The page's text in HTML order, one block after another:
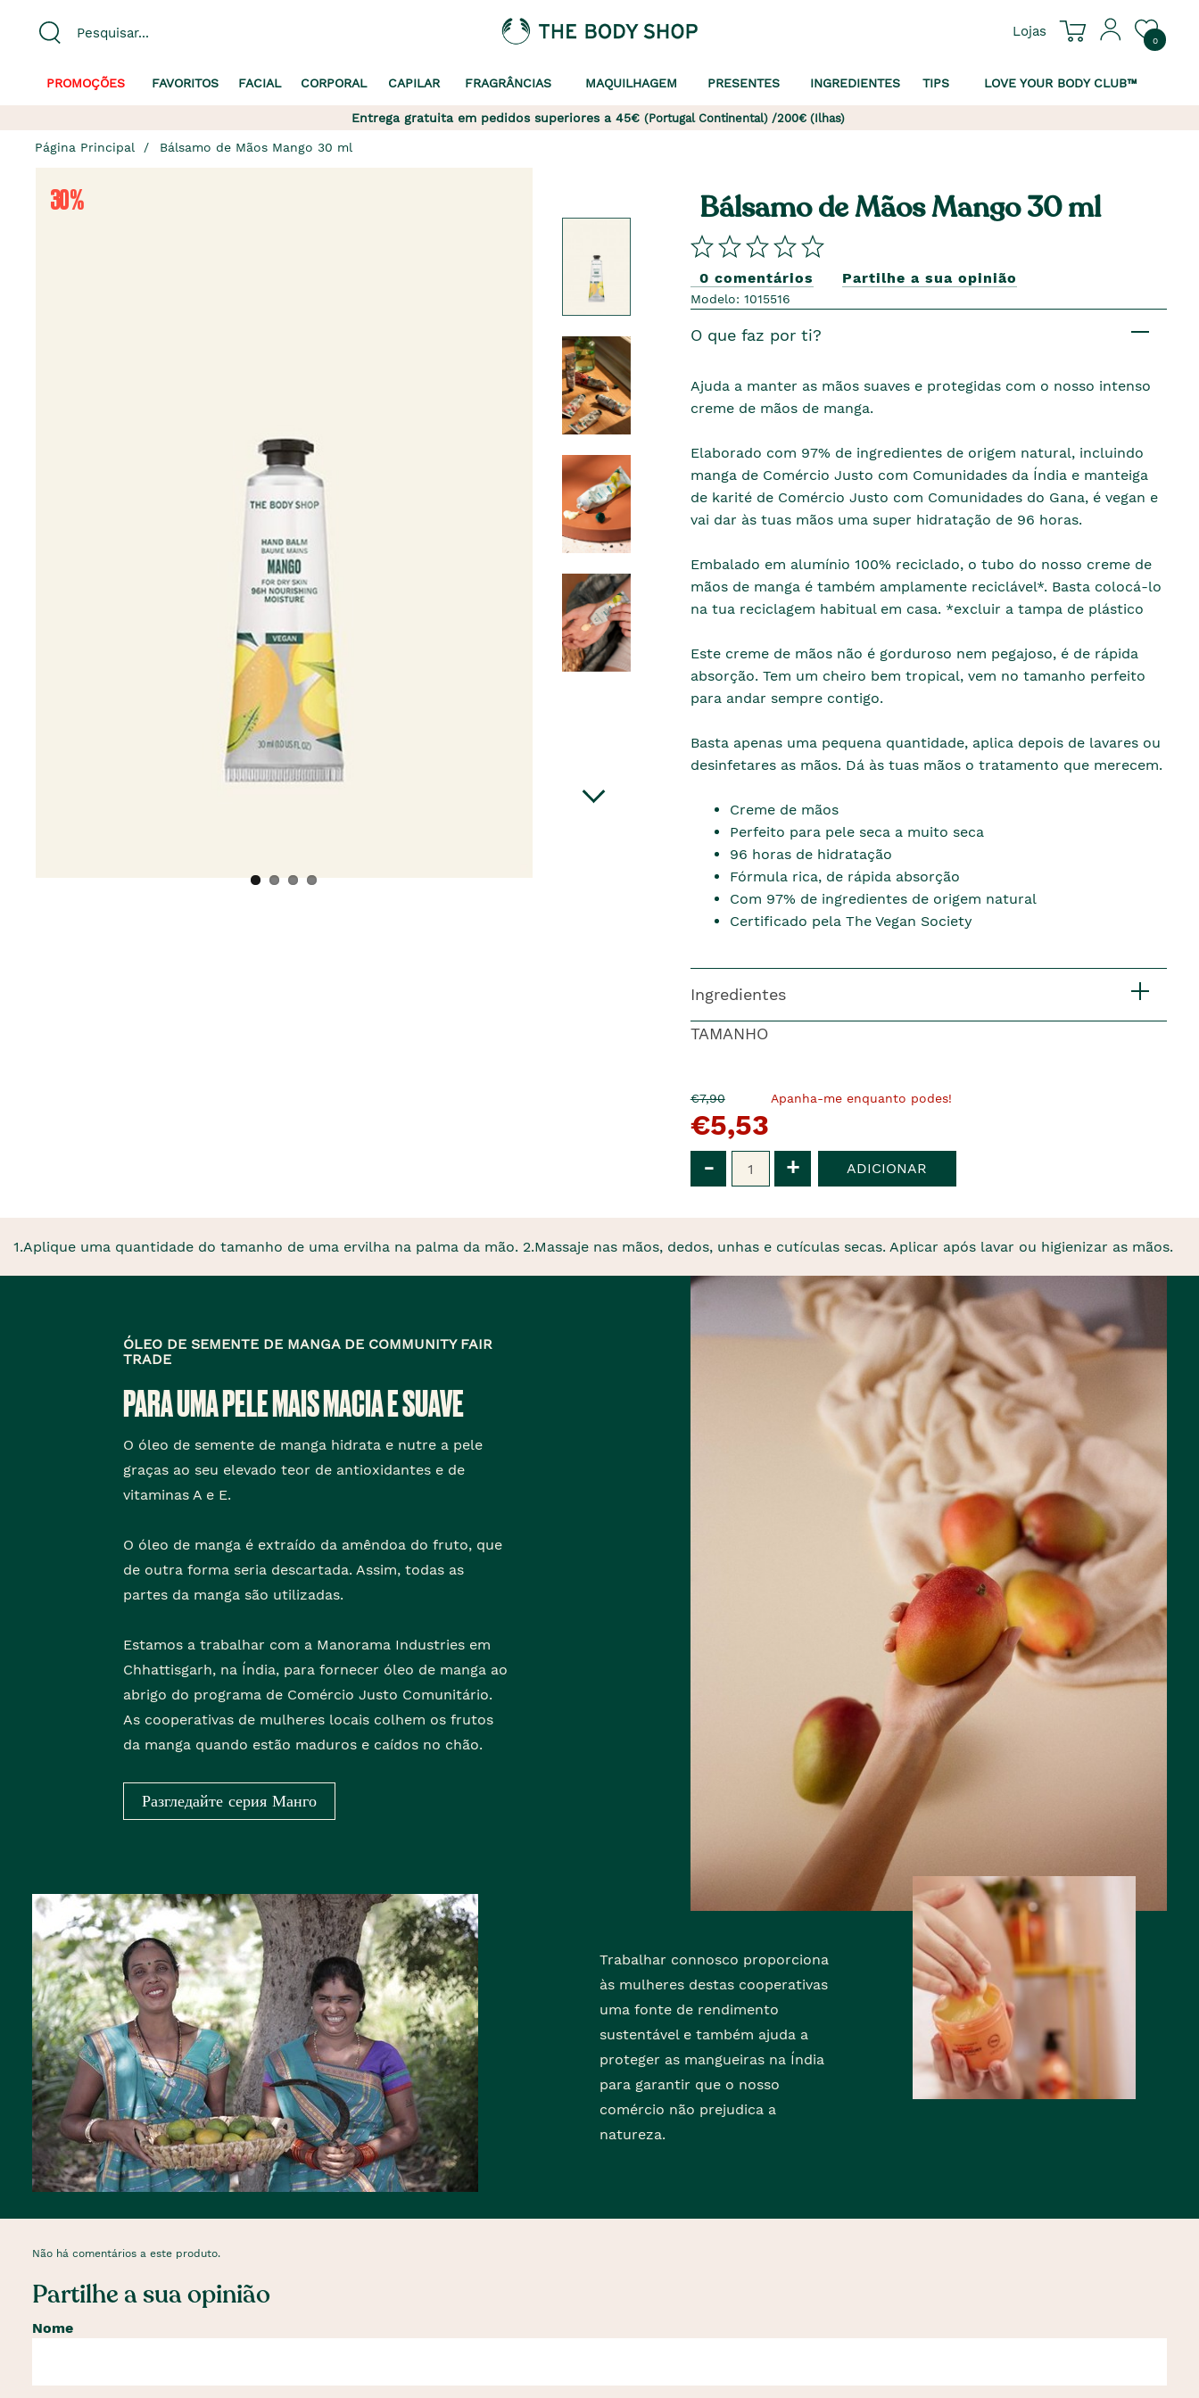
Lojas
0
PROMOÇÕES FAVORITOS FACIAL CORPORAL CAPILAR FRAGRÂNCIAS MAQUILHAGEM PRESENTES INGREDIENTES TIPS LOVE YOUR BODY CLUB™
Entrega gratuita em pedidos superiores a 45€ (Portugal Continental) /200€ (Ilhas)
Página Principal Bálsamo de Mãos Mango 30 ml
Bálsamo de Mãos Mango 30 ml
0 comentários Partilhe a sua opinião
Modelo: 1015516
O que faz por ti?
Ajuda a manter as mãos suaves e protegidas com o nosso intenso
creme de mãos de manga.
Elaborado com 97% de ingredientes de origem natural, incluindo
manga de Comércio Justo com Comunidades da Índia e manteiga
de karité de Comércio Justo com Comunidades do Gana, é vegan e
vai dar às tuas mãos uma super hidratação de 96 horas.
Embalado em alumínio 100% reciclado, o tubo do nosso creme de
mãos de manga é também amplamente reciclável*. Basta colocá-lo
na tua reciclagem habitual em casa. *excluir a tampa de plástico
Este creme de mãos não é gorduroso nem pegajoso, é de rápida
absorção. Tem um cheiro bem tropical, vem no tamanho perfeito
para andar sempre contigo.
Basta apenas uma pequena quantidade, aplica depois de lavares ou
desinfetares as mãos. Dá às tuas mãos o tratamento que merecem.
Creme de mãos
Perfeito para pele seca a muito seca
96 horas de hidratação
Fórmula rica, de rápida absorção
Com 97% de ingredientes de origem natural
Certificado pela The Vegan Society
Ingredientes
TAMANHO
O
pre�o
anterior
€7,90Agora
�
€5,53
Apanha-me enquanto podes!
- + ADICIONAR
1.Aplique uma quantidade do tamanho de uma ervilha na palma da mão. 2.Massaje nas mãos, dedos, unhas e cutículas secas. Aplicar após lavar ou higienizar as mãos.
ÓLEO DE SEMENTE DE MANGA DE COMMUNITY FAIR
TRADE
PARA UMA PELE MAIS MACIA E SUAVE
O óleo de semente de manga hidrata e nutre a pele
graças ao seu elevado teor de antioxidantes e de
vitaminas A e E.
O óleo de manga é extraído da amêndoa do fruto, que
de outra forma seria descartada. Assim, todas as
partes da manga são utilizadas.
Estamos a trabalhar com a Manorama Industries em
Chhattisgarh, na Índia, para fornecer óleo de manga ao
abrigo do programa de Comércio Justo Comunitário.
As cooperativas de mulheres locais colhem os frutos
da manga quando estão maduros e caídos no chão.
Разгледайте серия Манго
Trabalhar connosco proporciona
às mulheres destas cooperativas
uma fonte de rendimento
sustentável e também ajuda a
proteger as mangueiras na Índia
para garantir que o nosso
comércio não prejudica a
natureza.
Não há comentários a este produto.
Partilhe a sua opinião
Nome